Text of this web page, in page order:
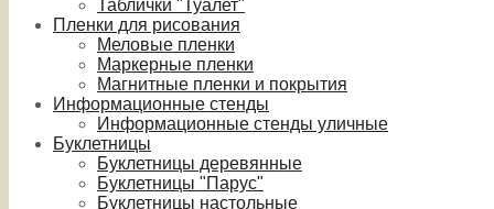
Таблички "Туалет"
Пленки для рисования
Меловые пленки
Маркерные пленки
Магнитные пленки и покрытия
Информационные стенды
Информационные стенды уличные
Буклетницы
Буклетницы деревянные
Буклетницы "Парус"
Буклетницы настольные